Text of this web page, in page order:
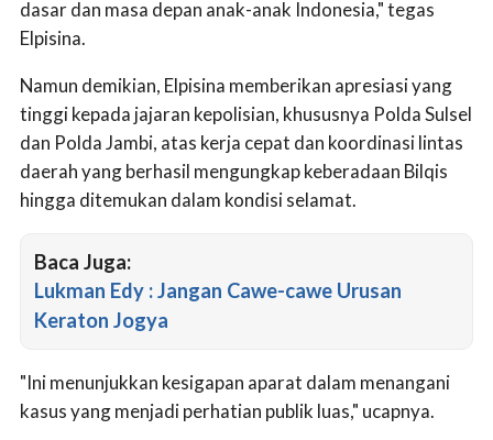
dasar dan masa depan anak-anak Indonesia," tegas
Elpisina.
Namun demikian, Elpisina memberikan apresiasi yang
tinggi kepada jajaran kepolisian, khususnya Polda Sulsel
dan Polda Jambi, atas kerja cepat dan koordinasi lintas
daerah yang berhasil mengungkap keberadaan Bilqis
hingga ditemukan dalam kondisi selamat.
Baca Juga:
Lukman Edy : Jangan Cawe-cawe Urusan
Keraton Jogya
"Ini menunjukkan kesigapan aparat dalam menangani
kasus yang menjadi perhatian publik luas," ucapnya.